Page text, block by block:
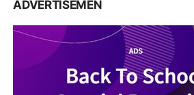
ADVERTISEMEN